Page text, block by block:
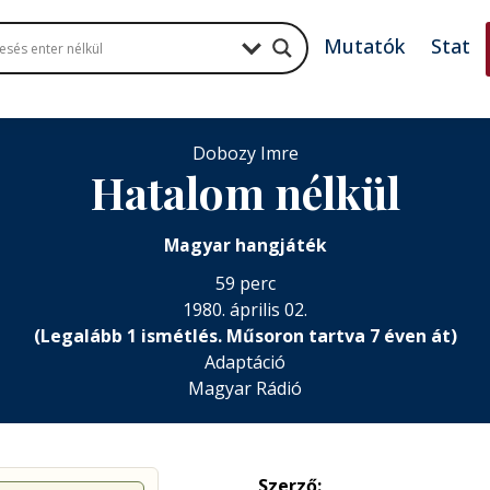
Mutatók Stat
Dobozy Imre
Hatalom nélkül
Magyar hangjáték
59 perc
1980. április 02.
(Legalább 1 ismétlés. Műsoron tartva 7 éven át)
Adaptáció
Magyar Rádió